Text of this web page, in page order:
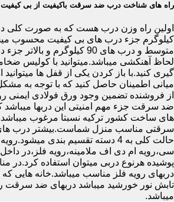
راه های شناخت درب ضد سرقت باکیفیت از بی
متوسط و درب های 90 کیلوگرم و
لحاظ آهنکشی میباشد.میتوانید با کولیس
گیری کنید.با باز کردن یکی از قفل ها
میانی اطمینان حاصل کنید که با توجه به مشکل
از فروشنده تضمین وجود ورق فولادی ایمنی
ضد سرقت جزء مهم امنیتی این دربها
های ساخت کشور ترکیه نسبتا مرغوب
سرقتی مناسب منزل شماست.بیشتر درب های
حالت کلی به 4 دسته تقسیم بندی
سی،رویه ام دی اف ملامینه،رویه فلز،در داخل
پوشیده هرنوع دربی میتوان استفاده
دربهای رویه فلز مناسب میباشد.خانه هایی
تابش نور خورشید میباشد دربهای ضد سرقت
میباشد.